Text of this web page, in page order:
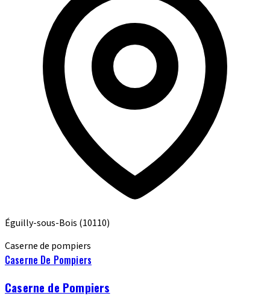
Éguilly-sous-Bois (10110)
Caserne de pompiers
Caserne De Pompiers
Caserne de Pompiers